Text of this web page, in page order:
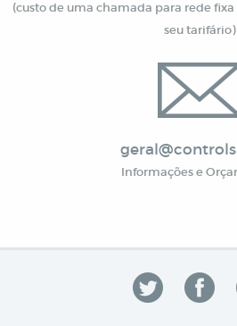
(custo de uma chamada para rede
seu tarifário)
Informações e